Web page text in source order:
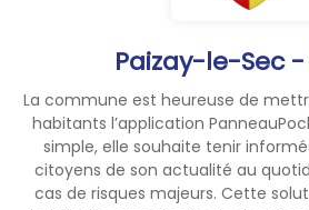
Paizay-le-Sec -
La commune est heureuse de
habitants l’application
simple, elle souhaite tenir
citoyens de son actualité au
cas de risques majeurs. Cette